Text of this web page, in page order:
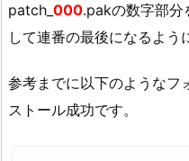
patch_ 000.pakの数字部
して連番の最後になるよう
参考までに以下のようなフ
ストール成功です。